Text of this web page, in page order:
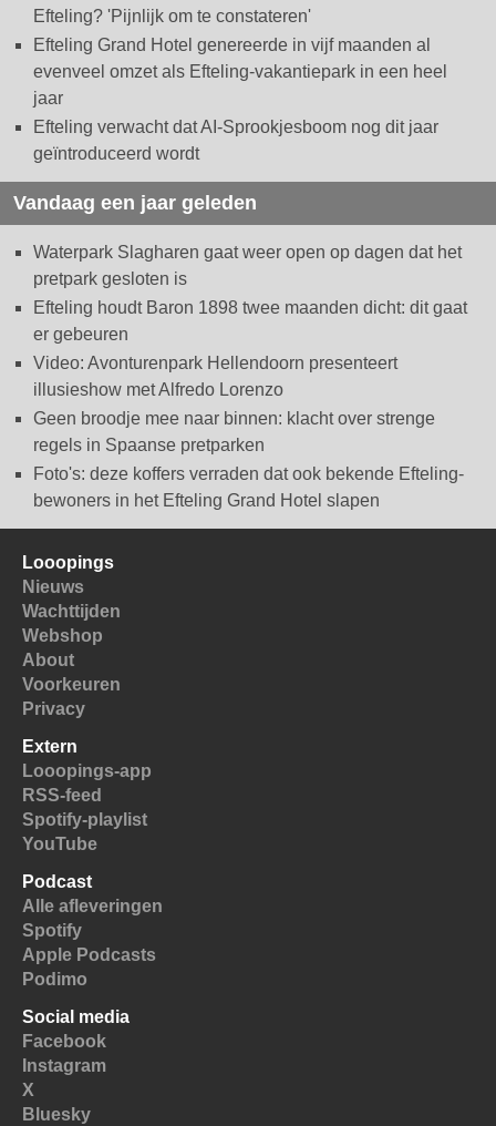
Efteling? 'Pijnlijk om te constateren'
Efteling Grand Hotel genereerde in vijf maanden al
evenveel omzet als Efteling-vakantiepark in een heel
jaar
Efteling verwacht dat AI-Sprookjesboom nog dit jaar
geïntroduceerd wordt
Vandaag een jaar geleden
Waterpark Slagharen gaat weer open op dagen dat het
pretpark gesloten is
Efteling houdt Baron 1898 twee maanden dicht: dit gaat
er gebeuren
Video: Avonturenpark Hellendoorn presenteert
illusieshow met Alfredo Lorenzo
Geen broodje mee naar binnen: klacht over strenge
regels in Spaanse pretparken
Foto's: deze koffers verraden dat ook bekende Efteling-
bewoners in het Efteling Grand Hotel slapen
Looopings
Nieuws
Wachttijden
Webshop
About
Voorkeuren
Privacy
Extern
Looopings-app
RSS-feed
Spotify-playlist
YouTube
Podcast
Alle afleveringen
Spotify
Apple Podcasts
Podimo
Social media
Facebook
Instagram
X
Bluesky